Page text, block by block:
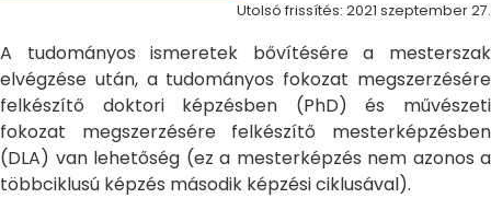
Utolsó frissítés: 2021 szeptember 27.
A tudományos ismeretek bővítésére a mesterszak
elvégzése után, a tudományos fokozat megszerzésére
felkészítő doktori képzésben (PhD) és művészeti
fokozat megszerzésére felkészítő mesterképzésben
(DLA) van lehetőség (ez a mesterképzés nem azonos a
többciklusú képzés második képzési ciklusával).